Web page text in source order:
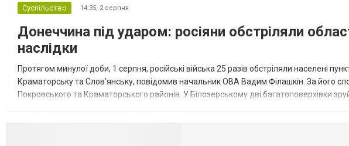
Суспільство 14:35, 2 серпня
Донеччина під ударом: росіяни обстріляли
наслідки
Протягом минулої доби, 1 серпня, російські війська 25 разів обстріляли населені
Краматорську та Слов’янську, повідомив начальник ОВА Вадим Філашкін. За його
Покровського та Краматорського районів. У Білозерському дві багатоповерхівки